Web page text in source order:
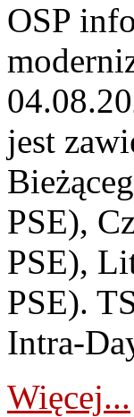
OSP
jest
PSE),
PSE),
PSE).
Intra-
Więcej...